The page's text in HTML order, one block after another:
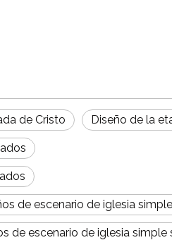
de Cristo Diseño de la
de escenario de iglesia
de escenario de iglesia simple